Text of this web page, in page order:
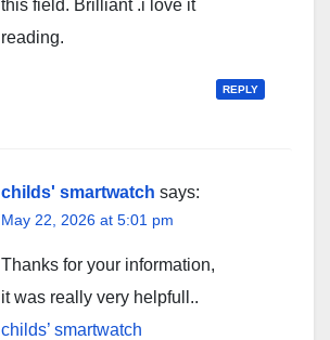
this field. Brilliant .i love it
reading.
REPLY
childs' smartwatch says:
May 22, 2026 at 5:01 pm
Thanks for your information,
it was really very helpfull..
childs’ smartwatch